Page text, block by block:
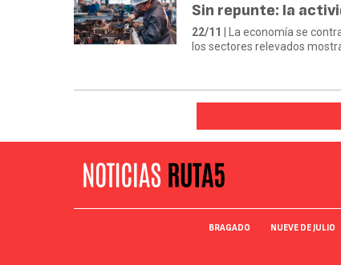
Sin repunte: la
22/11
| La economía se
los sectores relevados
BRAGADO NUEVE DE JULIO